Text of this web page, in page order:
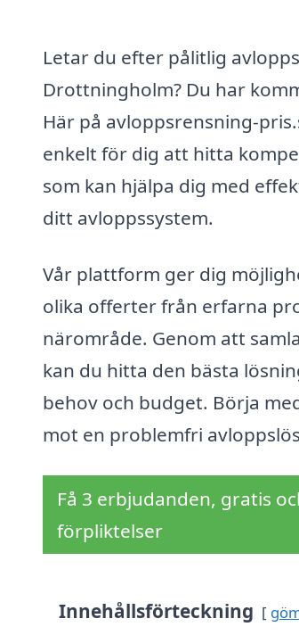
Letar du efter pålitlig
Drottningholm? Du har
Här på avloppsrensning-
enkelt för dig att hitta
som kan hjälpa dig med
ditt avloppssystem.
Vår plattform ger dig
olika offerter från erfarna
närområde. Genom att
kan du hitta den bästa
behov och budget. Börja
mot en problemfri
Få 3 erbjudanden, gratis
förpliktelser
Innehållsförteckning